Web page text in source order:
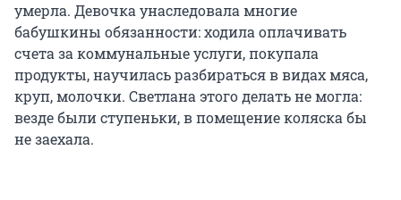
умерла. Девочка унаследовала многие
бабушкины обязанности: ходила оплачивать
счета за коммунальные услуги, покупала
продукты, научилась разбираться в видах мяса,
круп, молочки. Светлана этого делать не могла:
везде были ступеньки, в помещение коляска бы
не заехала.